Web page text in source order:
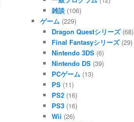
雑談(106)
ゲーム (229)
Dragon Questシリーズ(68)
Final Fantasyシリーズ(29)
Nintendo 3DS(6)
Nintendo DS(39)
PCゲーム (13)
PS(11)
PS2(16)
PS3(16)
Wii (26)